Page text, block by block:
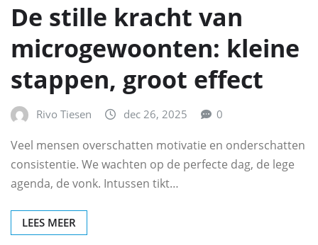
De stille kracht van
microgewoonten: kleine
stappen, groot effect
Rivo Tiesen dec 26, 2025 0
Veel mensen overschatten motivatie en onderschatten
consistentie. We wachten op de perfecte dag, de lege
agenda, de vonk. Intussen tikt…
LEES MEER